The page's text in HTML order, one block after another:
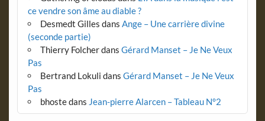
ce vendre son âme au diable ?
Desmedt Gilles dans Ange – Une carrière divine
(seconde partie)
Thierry Folcherdans Gérard Manset – Je Ne Veux
Pas
Bertrand Lokuli dans Gérard Manset – Je Ne Veux
Pas
bhostedans Jean-pierre Alarcen – Tableau N°2